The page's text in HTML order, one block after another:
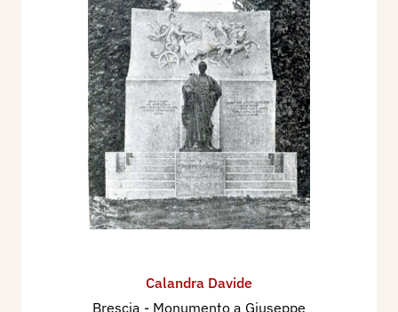
Calandra Davide
Brescia - Monumento a Giuseppe